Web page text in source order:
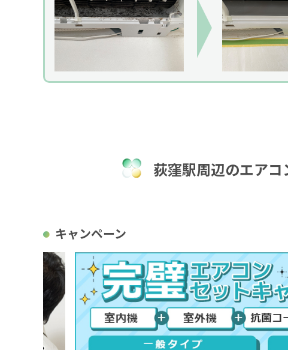
荻窪駅周辺のエア
キャンペーン